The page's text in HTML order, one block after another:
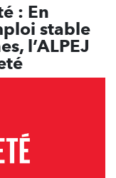
: En
stable
l’ALPEJ